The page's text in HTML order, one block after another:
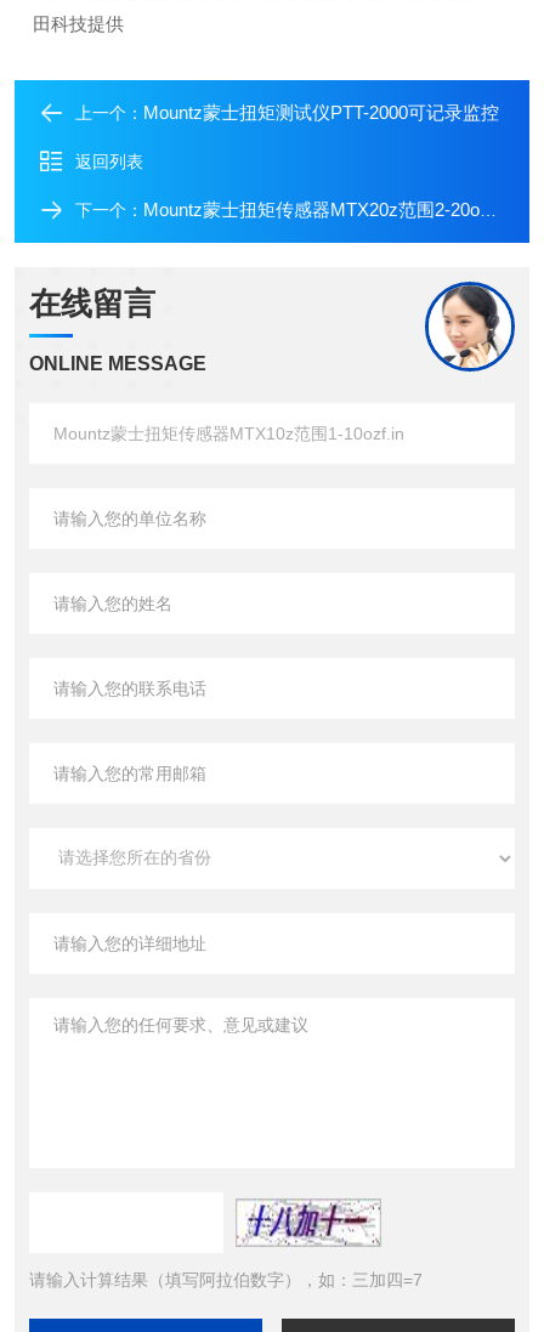
田科技提供
上一个： Mountz蒙士扭矩测试仪PTT-2000可记录监控
返回列表
下一个： Mountz蒙士扭矩传感器MTX20z范围2-20ozf.in
在线留言
ONLINE MESSAGE
请输入计算结果（填写阿拉伯数字），如：三加四=7